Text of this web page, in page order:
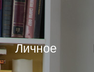
Личное